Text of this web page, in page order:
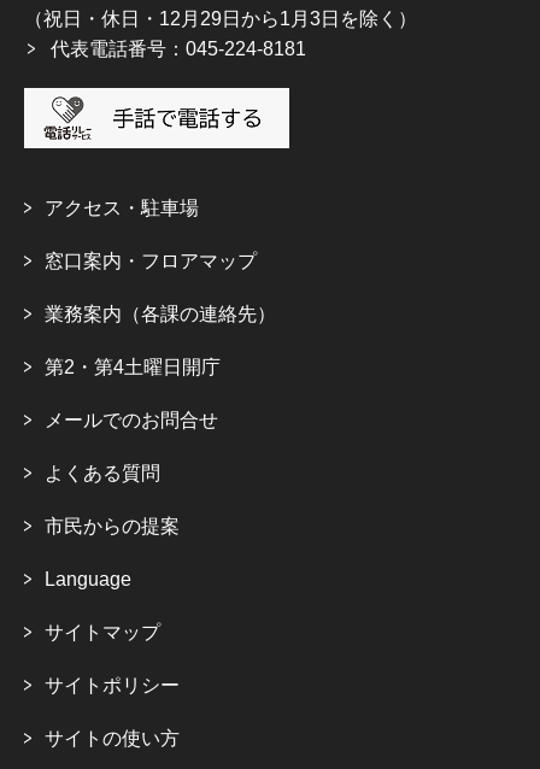
（祝日・休日・12月29日から1月3日を除く）
代表電話番号：045-224-8181
アクセス・駐車場
窓口案内・フロアマップ
業務案内（各課の連絡先）
第2・第4土曜日開庁
メールでのお問合せ
よくある質問
市民からの提案
Language
サイトマップ
サイトポリシー
サイトの使い方